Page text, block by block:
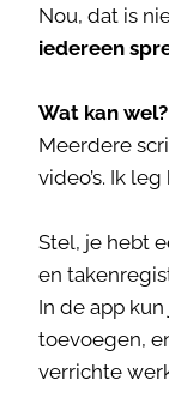
Nou, dat is
iedereen
Wat kan wel?
Meerdere
video’s. Ik
Stel, je hebt
en
In de app
toevoegen,
verrichte